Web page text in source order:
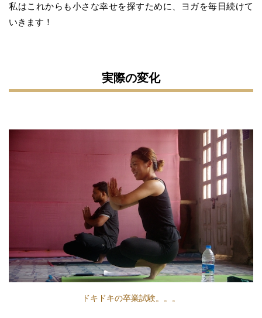
私はこれからも小さな幸せを探すために、ヨガを毎日続けて
いきます！
実際の変化
ドキドキの卒業試験。。。